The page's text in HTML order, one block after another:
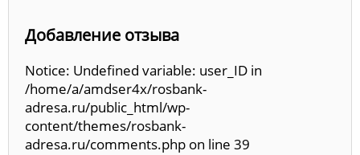
Добавление отзыва
Notice: Undefined variable: user_ID in
/home/a/amdser4x/rosbank-
adresa.ru/public_html/wp-
content/themes/rosbank-
adresa.ru/comments.php on line 39